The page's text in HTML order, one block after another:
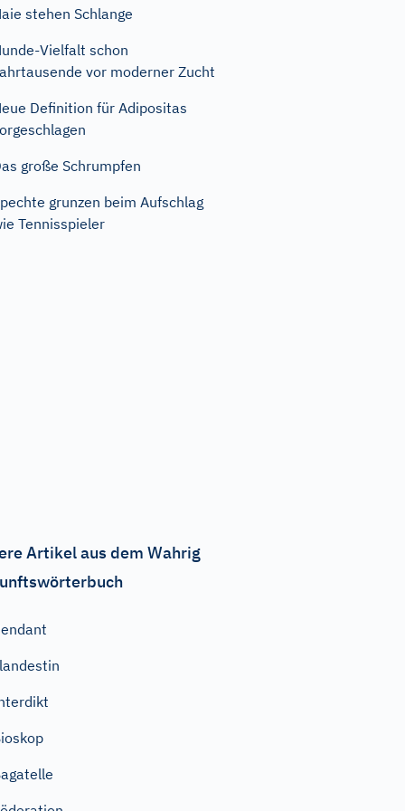
stehen Schlange
Vielfalt schon
vor moderner Zucht
Definition für Adipositas
große Schrumpfen
grunzen beim Aufschlag
Tennisspieler
Artikel aus dem Wahrig